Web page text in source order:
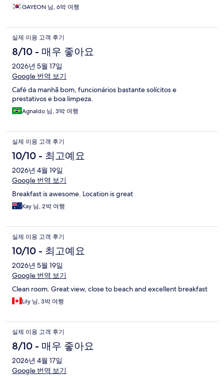
GAYEON 님, 6박 여행
실제 이용 고객 후기
8/10 - 매우 좋아요
2026년 5월 17일
Google 번역 보기
Café da manhã bom, funcionários bastante solícitos e
prestativos e boa limpeza.
Agnaldo 님, 3박 여행
실제 이용 고객 후기
10/10 - 최고예요
2026년 4월 19일
Google 번역 보기
Breakfast is awesome. Location is great
Kay 님, 2박 여행
실제 이용 고객 후기
10/10 - 최고예요
2026년 5월 19일
Google 번역 보기
Clean room. Great view, close to beach and excellent breakfast
Lily 님, 3박 여행
실제 이용 고객 후기
8/10 - 매우 좋아요
2026년 4월 17일
Google 번역 보기